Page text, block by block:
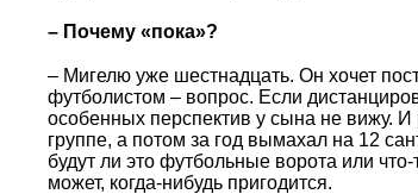
– Почему «пока»?
– Мигелю уже шестнадцать. Он хочет
футболистом – вопрос. Если
особенных перспектив у сына не вижу.
группе, а потом за год вымахал на 12
будут ли это футбольные ворота или
может, когда-нибудь пригодится.